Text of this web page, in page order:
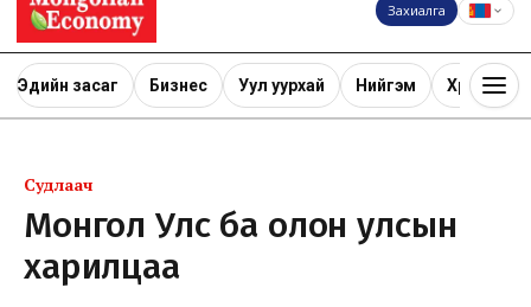
Захиалга
Эдийн засаг Бизнес Уул уурхай Нийгэм Хөрөнгө
Судлаач
Монгол Улс ба олон улсын
харилцаа